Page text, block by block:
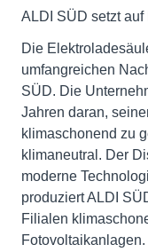
ALDI SÜD setzt
Die
umfangreichen
SÜD. Die
Jahren daran,
klimaschonend zu
klimaneutral. Der
moderne
produziert ALDI
Filialen